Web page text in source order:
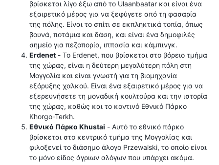
βρίσκεται λίγο έξω από το Ulaanbaatar και είναι ένα
εξαιρετικό μέρος για να ξεφύγετε από τη φασαρία
της πόλης. Είναι το σπίτι σε εκπληκτικά τοπία, όπως
βουνά, ποτάμια και δάση, και είναι ένα δημοφιλές
σημείο για πεζοπορία, ιππασία και κάμπινγκ.
Erdenet - Το Erdenet, που βρίσκεται στο βόρειο τμήμα
της χώρας, είναι η δεύτερη μεγαλύτερη πόλη στη
Μογγολία και είναι γνωστή για τη βιομηχανία
εξόρυξης χαλκού. Είναι ένα εξαιρετικό μέρος για να
εξερευνήσετε τη μοναδική κουλτούρα και την ιστορία
της χώρας, καθώς και το κοντινό Εθνικό Πάρκο
Khorgo-Terkh.
Εθνικό Πάρκο Khustai - Αυτό το εθνικό πάρκο
βρίσκεται στο κεντρικό τμήμα της Μογγολίας και
φιλοξενεί το διάσημο άλογο Przewalski, το οποίο είναι
το μόνο είδος άγριων αλόγων που υπάρχει ακόμα.